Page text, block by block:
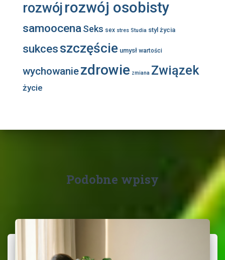
rozwójrozwój osobisty
samoocenaSeks sex stres Studia styl życia
sukcesszczęście umysł wartości
wychowaniezdrowie zmiana Związek
życie
Podobne wpisy